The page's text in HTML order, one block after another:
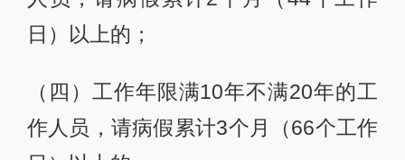
日）以上的；
（四）工作年限满10年不满20年的工
作人员，请病假累计3个月（66个工作